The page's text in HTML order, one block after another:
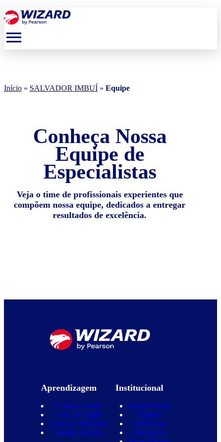
menu
Início » SALVADOR IMBUÍ » Equipe
Conheça Nossa
Equipe de
Especialistas
Veja o time de profissionais experientes que
compõem nossa equipe, dedicados a entregar
resultados de excelência.
Aprendizagem
Nossos Cursos
Curso de Inglês
Curso de Espanhol
Nossas Escolas
Institucional
Quem Somos
Equipe
Novidades
Promoções